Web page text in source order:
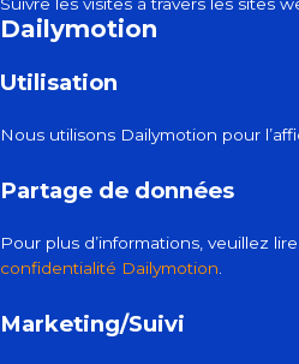
Suivre les visites à travers les sites
Dailymotion
Utilisation
Nous utilisons Dailymotion pour
Partage de données
Pour plus d’informations, veuillez
confidentialité Dailymotion.
Marketing/Suivi